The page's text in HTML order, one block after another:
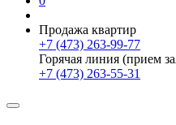
Продажа квартир
+7 (473) 263-99-77
Горячая линия (прием
+7 (473) 263-55-31